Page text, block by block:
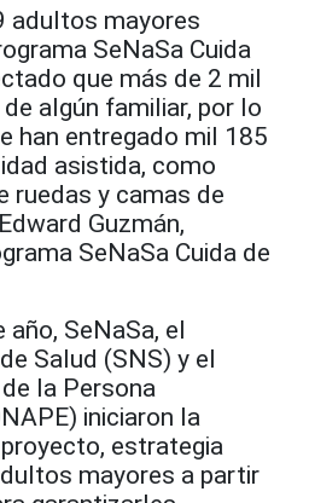
adultos mayores
SeNaSa Cuida
que más de 2 mil
algún familiar, por lo
han entregado mil 185
asistida, como
ruedas y camas de
Guzmán,
SeNaSa Cuida de
SeNaSa, el
Salud (SNS) y el
la Persona
iniciaron la
estrategia
mayores a partir